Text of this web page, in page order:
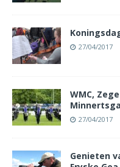
27/04/2017
WMC,
Minnertsga
27/04/2017
Genieten